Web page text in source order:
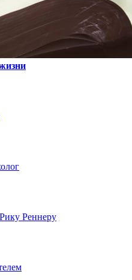
Реннеру